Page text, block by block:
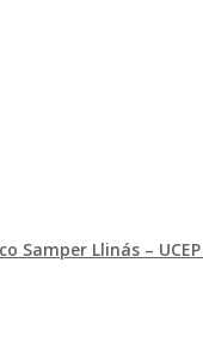
Samper Llinás – UCEP